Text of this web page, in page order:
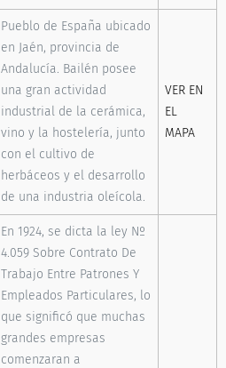
Pueblo de España ubicado
en Jaén, provincia de
Andalucía. Bailén posee
una gran actividad
industrial de la cerámica,
vino y la hostelería, junto
con el cultivo de
herbáceos y el desarrollo
de una industria oleícola.
VER EN
EL
MAPA
En 1924, se dicta la ley Nº
4.059 Sobre Contrato De
Trabajo Entre Patrones Y
Empleados Particulares, lo
que significó que muchas
grandes empresas
comenzaran a